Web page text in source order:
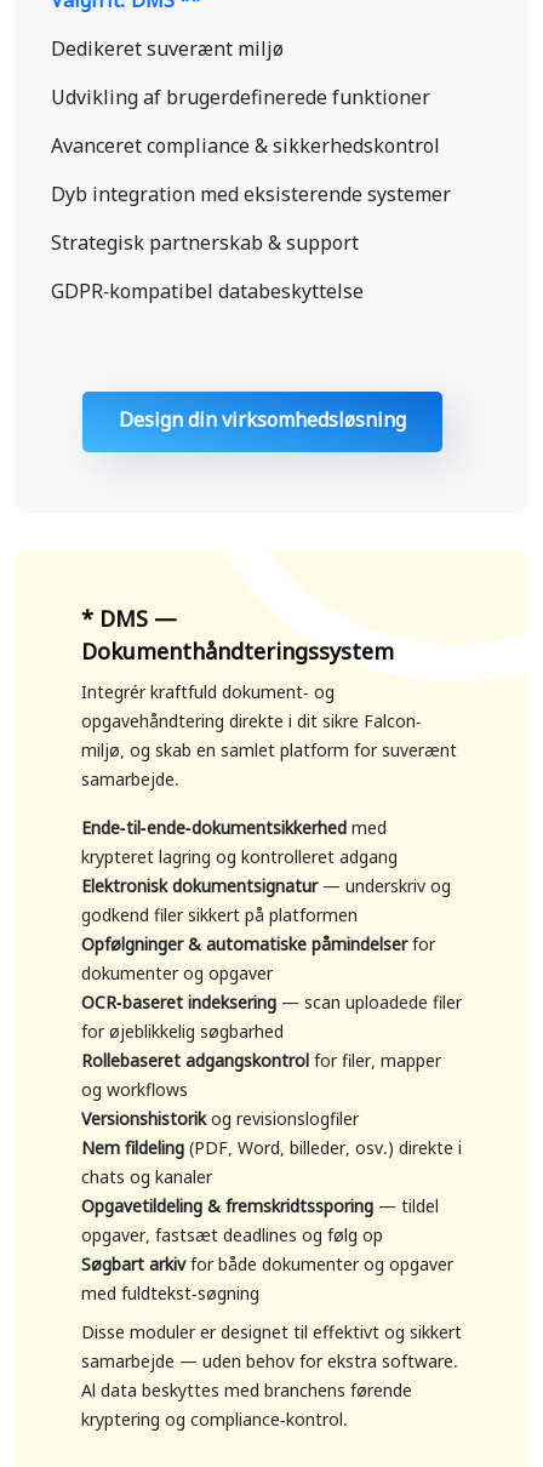
Dedikeret suverænt miljø
Udvikling af brugerdefinerede funktioner
Avanceret compliance & sikkerhedskontrol
Dyb integration med eksisterende systemer
Strategisk partnerskab & support
GDPR-kompatibel databeskyttelse
Design din virksomhedsløsning
* DMS —
Dokumenthåndteringssystem
Integrér kraftfuld dokument- og
opgavehåndtering direkte i dit sikre Falcon-
miljø, og skab en samlet platform for suverænt
samarbejde.
Ende-til-ende-dokumentsikkerhedmed
krypteret lagring og kontrolleret adgang
Elektronisk dokumentsignatur— underskriv og
godkend filer sikkert på platformen
Opfølgninger & automatiske påmindelserfor
dokumenter og opgaver
OCR-baseret indeksering— scan uploadede filer
for øjeblikkelig søgbarhed
Rollebaseret adgangskontrolfor filer, mapper
og workflows
Versionshistorikog revisionslogfiler
Nem fildeling(PDF, Word, billeder, osv.) direkte i
chats og kanaler
Opgavetildeling & fremskridtssporing— tildel
opgaver, fastsæt deadlines og følg op
Søgbart arkivfor både dokumenter og opgaver
med fuldtekst-søgning
Disse moduler er designet til effektivt og sikkert
samarbejde — uden behov for ekstra software.
Al data beskyttes med branchens førende
kryptering og compliance-kontrol.